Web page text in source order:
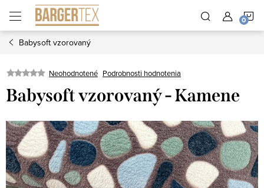
obsah
Babysoft vzorovaný
Neohodnotené Podrobnosti hodnotenia
Babysoft vzorovaný - Kamene